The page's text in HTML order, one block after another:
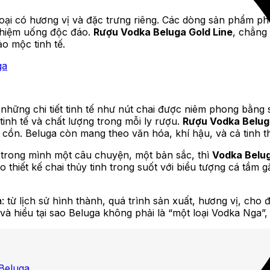
có hương vị và đặc trưng riêng. Các dòng sản phẩm
uống độc đáo. Rượu Vodka Beluga Gold Line,
mộc tinh tế.
chi tiết tinh tế như nút chai được niêm phong
tế và chất lượng trong mỗi ly rượu. Rượu Vodka
Beluga còn mang theo văn hóa, khí hậu, và cả tinh
mình một câu chuyện, một bản sắc, thì Vodka
kế chai thủy tinh trong suốt với biểu tượng cá tầm
từ lịch sử hình thành, quá trình sản xuất, hương vị,
hiểu tại sao Beluga không phải là “một loại Vodka